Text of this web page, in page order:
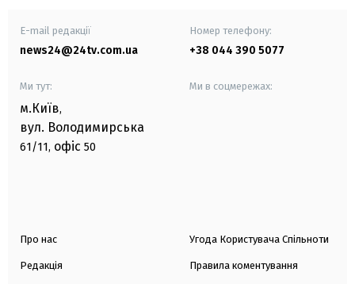
E-mail редакції
news24@24tv.com.ua
Номер телефону:
+38 044 390 5077
Ми тут:
м.Київ,
вул. Володимирська
61/11, офіс 50
Ми в соцмережах:
Про нас
Редакція
Угода Користувача Спільноти
Правила коментування